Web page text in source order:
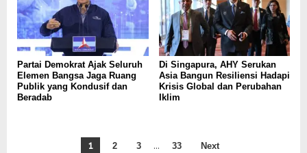
Partai Demokrat Ajak Seluruh
Elemen Bangsa Jaga Ruang
Publik yang Kondusif dan
Beradab
Di Singapura, AHY Serukan
Asia Bangun Resiliensi Hadapi
Krisis Global dan Perubahan
Iklim
1 2 3 … 33 Next